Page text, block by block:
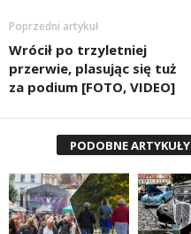
Poprzedni artykuł
Wrócił po trzyletniej
przerwie, plasując się tuż
za podium [FOTO, VIDEO]
PODOBNE ARTYKUŁY